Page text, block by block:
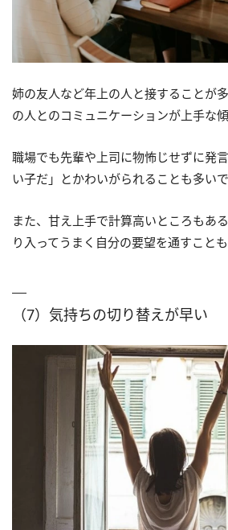
姉の友人など年上の人と接することが
の人とのコミュニケーションが上手な傾
職場でも先輩や上司に物怖じせずに発
い子だ」とかわいがられることも多いで
また、甘え上手で計算高いところもあ
り入ってうまく自分の要望を通すこと
（7）気持ちの切り替えが早い